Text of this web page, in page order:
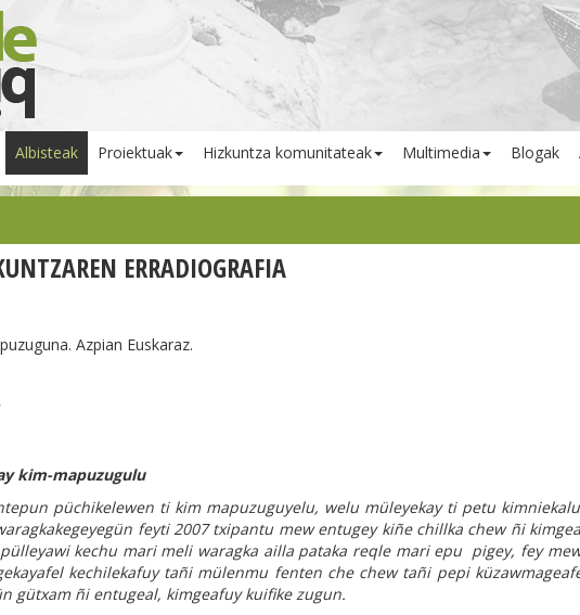
Albisteak Proiektuak Hizkuntza komunitateak Multimedia Blogak
ERRADIOGRAFIA
Azpian Euskaraz.
kim-mapuzugulu
püchikelewen ti kim mapuzuguyelu, welu müleyekay ti petu
feyti 2007 txipantu mew entugey kiñe chillka chew ñi
kechu mari meli waragka ailla pataka reqle mari epu pigey, fey
kechilekafuy tañi mülenmu fenten che chew tañi pepi
gütxam ñi entugeal, kimgeafuy kuifike zugun.